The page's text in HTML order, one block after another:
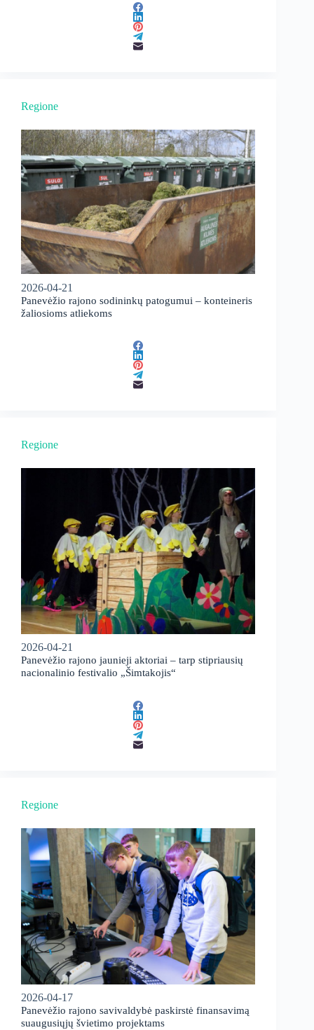
Regione
2026-04-21
Panevėžio rajono sodininkų patogumui – konteineris
žaliosioms atliekoms
Regione
2026-04-21
Panevėžio rajono jaunieji aktoriai – tarp stipriausių
nacionalinio festivalio „Šimtakojis“
Regione
2026-04-17
Panevėžio rajono savivaldybė paskirstė finansavimą
suaugusiųjų švietimo projektams